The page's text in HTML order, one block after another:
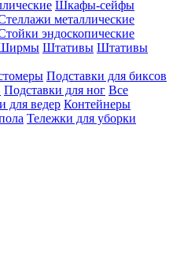
Шкафы-сейфы
металлические
эндоскопические
Штативы Штативы
Подставки для биксов
Подставки для ног Все
для ведер Контейнеры
Тележки для уборки